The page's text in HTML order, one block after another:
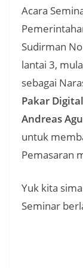
Acara
Sudirman
lantai 3,
sebagai
Pakar
Andreas
untuk
Pemasaran
Yuk kita
Seminar